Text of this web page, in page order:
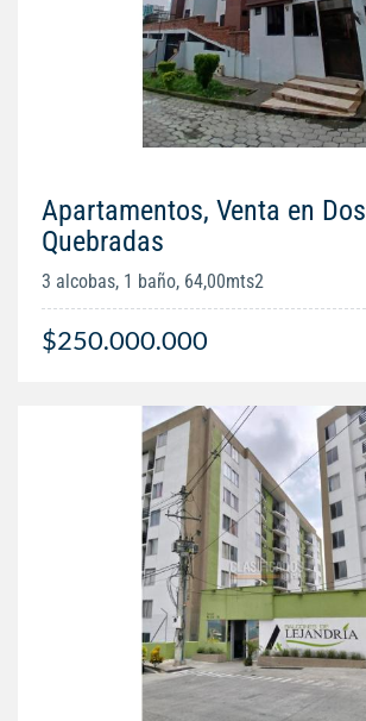
Apartamentos, Venta en Dos
Quebradas
3 alcobas, 1 baño, 64,00mts2
$250.000.000